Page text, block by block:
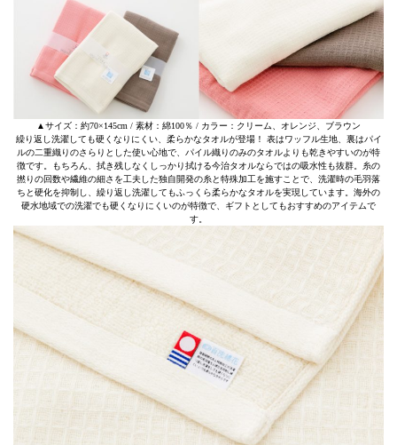
▲サイズ：約70×145cm / 素材：綿100％ / カラー：クリーム、オレンジ、ブラウン
繰り返し洗濯しても硬くなりにくい、柔らかなタオルが登場！ 表はワッフル生地、裏はパイ
ルの二重織りのさらりとした使い心地で、パイル織りのみのタオルよりも乾きやすいのが特
徴です。もちろん、拭き残しなくしっかり拭ける今治タオルならではの吸水性も抜群。糸の
撚りの回数や繊維の細さを工夫した独自開発の糸と特殊加工を施すことで、洗濯時の毛羽落
ちと硬化を抑制し、繰り返し洗濯してもふっくら柔らかなタオルを実現しています。海外の
硬水地域での洗濯でも硬くなりにくいのが特徴で、ギフトとしてもおすすめのアイテムで
す。